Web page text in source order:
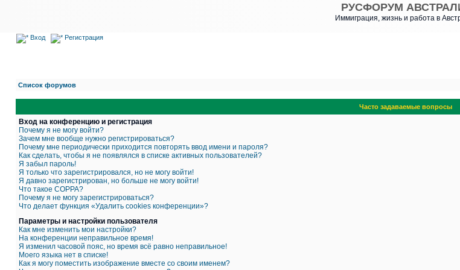
РУСФОРУМ
Иммиграция, жизнь и работа в
Вход Регистрация
Список форумов
Часто задаваемые вопросы
Вход на конференцию и регистрация
Почему я не могу войти?
Зачем мне вообще нужно регистрироваться?
Почему мне периодически приходится повторять ввод имени и пароля?
Как сделать, чтобы я не появлялся в списке активных пользователей?
Я забыл пароль!
Я только что зарегистрировался, но не могу войти!
Я давно зарегистрирован, но больше не могу войти!
Что такое COPPA?
Почему я не могу зарегистрироваться?
Что делает функция «Удалить cookies конференции»?
Параметры и настройки пользователя
Как мне изменить мои настройки?
На конференции неправильное время!
Я изменил часовой пояс, но время всё равно неправильное!
Моего языка нет в списке!
Как я могу поместить изображение вместе со своим именем?